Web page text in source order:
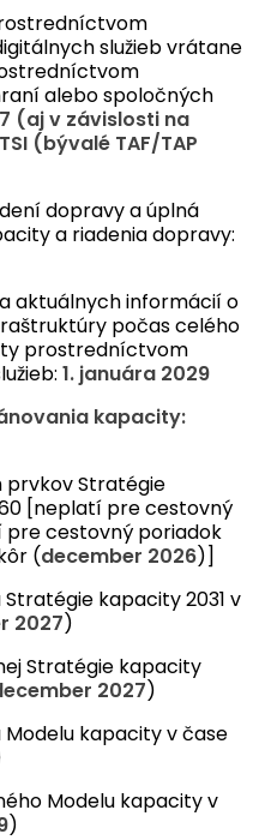
služieb vrátane
alebo spoločných
(aj v závislosti na
(bývalé TAF/TAP
dopravy a úplná
a riadenia dopravy:
aktuálnych informácií o
počas celého
prostredníctvom
1. januára 2029
kapacity:
prvkov Stratégie
[neplatí pre cestovný
pre cestovný poriadok
(december 2026)]
kapacity 2031 v
2027)
Stratégie kapacity
2027)
kapacity v čase
Modelu kapacity v
)